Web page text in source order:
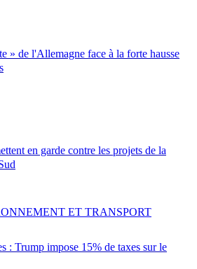
» de l'Allemagne face à la forte hausse
en garde contre les projets de la
: Trump impose 15% de taxes sur le
ET TRANSPORT